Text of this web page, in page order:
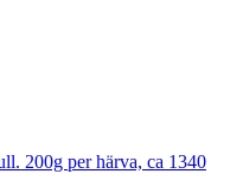
200g per härva, ca 1340